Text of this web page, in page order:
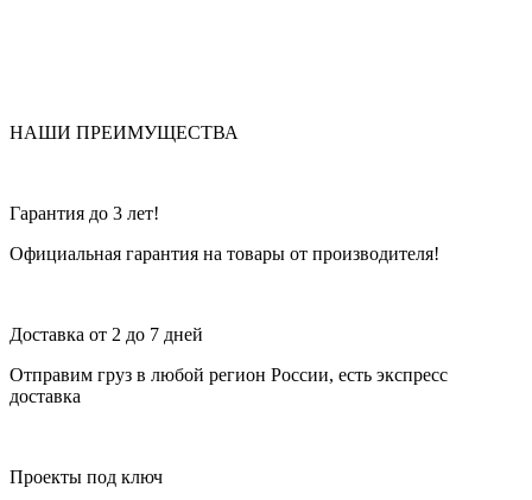
НАШИ ПРЕИМУЩЕСТВА
Гарантия до 3 лет!
Официальная гарантия на товары от производителя!
Доставка от 2 до 7 дней
Отправим груз в любой регион России, есть экспресс
доставка
Проекты под ключ